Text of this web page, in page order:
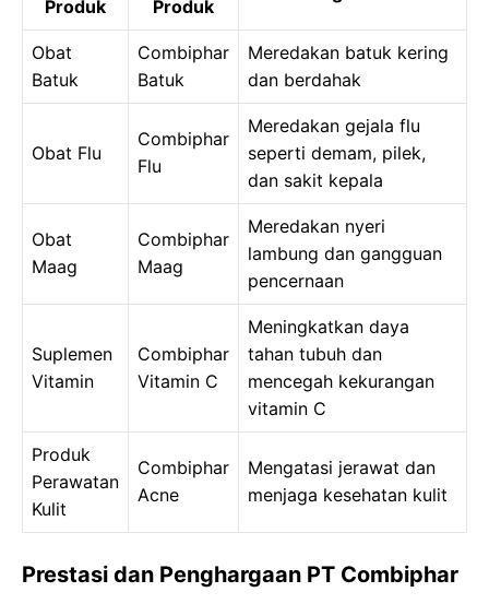
Produk Produk
Obat
Batuk
Combiphar
Batuk
Meredakan batuk kering
dan berdahak
Obat Flu
Combiphar
Flu
Meredakan gejala flu
seperti demam, pilek,
dan sakit kepala
Obat
Maag
Combiphar
Maag
Meredakan nyeri
lambung dan gangguan
pencernaan
Suplemen
Vitamin
Combiphar
Vitamin C
Meningkatkan daya
tahan tubuh dan
mencegah kekurangan
vitamin C
Produk
Perawatan
Kulit
Combiphar
Acne
Mengatasi jerawat dan
menjaga kesehatan kulit
Prestasi dan Penghargaan PT Combiphar